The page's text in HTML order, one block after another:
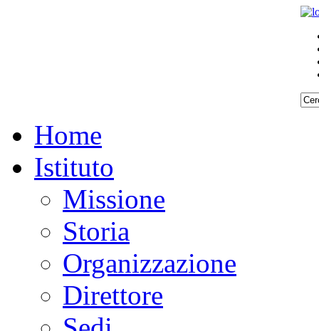
Home
Istituto
Missione
Storia
Organizzazione
Direttore